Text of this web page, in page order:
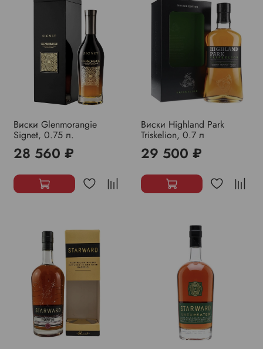
Виски Glenmorangie
Signet, 0.75 л.
28 560 ₽
Виски Highland Park
Triskelion, 0.7 л
29 500 ₽